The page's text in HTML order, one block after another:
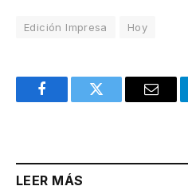
Edición Impresa Hoy
FacebookTwitter Email
LEER MÁS